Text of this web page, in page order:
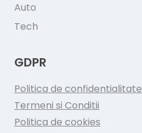
Auto
Tech
GDPR
Politica de confidentialitate
Termeni si Conditii
Politica de cookies